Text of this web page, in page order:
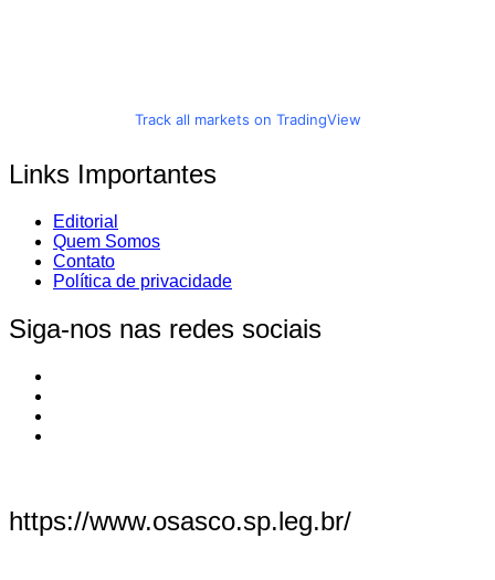
Track all markets on TradingView
Links Importantes
Editorial
Quem Somos
Contato
Política de privacidade
Siga-nos nas redes sociais
https://www.osasco.sp.leg.br/